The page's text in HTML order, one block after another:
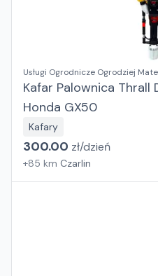
Usługi Ogrodnicze Ogrodziej
Kafar Palownica Thrall
Honda GX50
Kafary
300.00 zł/dzień
+85 km Czarlin